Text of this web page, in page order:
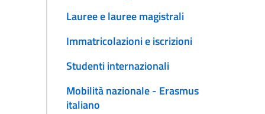
Lauree e lauree magistrali
Immatricolazioni e iscrizioni
Studenti internazionali
Mobilità nazionale - Erasmus
italiano